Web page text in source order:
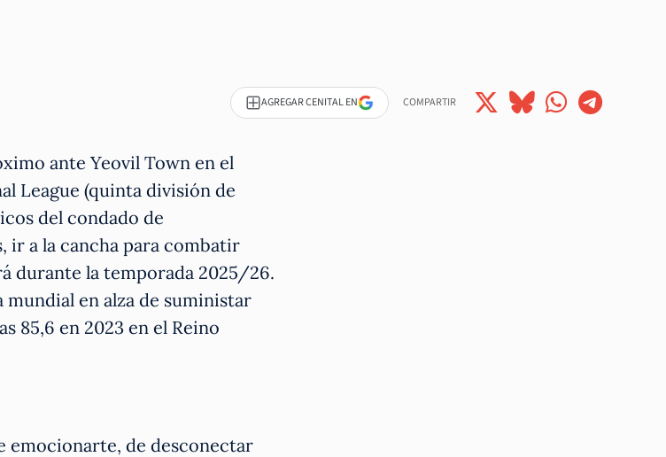
AGREGAR CENITAL EN COMPARTIR
ante Yeovil Town en el
League (quinta división de
del condado de
ir a la cancha para combatir
durante la temporada 2025/26.
en alza de suministar
85,6 en 2023 en el Reino
emocionarte, de desconectar